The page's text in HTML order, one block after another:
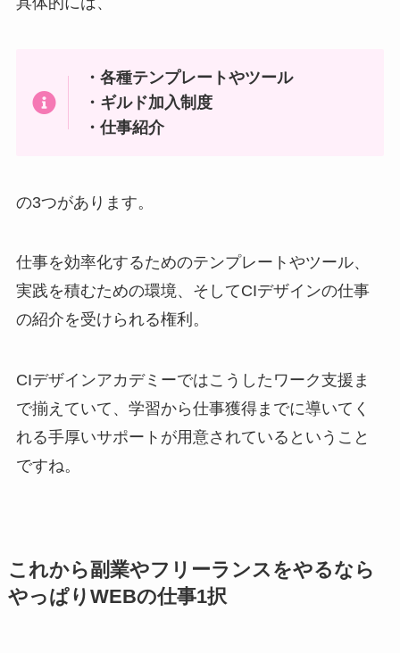
・各種テンプレートやツール
・ギルド加入制度
・仕事紹介
の3つがあります。
仕事を効率化するためのテンプレートやツール、
実践を積むための環境、そしてCIデザインの仕事
の紹介を受けられる権利。
CIデザインアカデミーではこうしたワーク支援ま
で揃えていて、学習から仕事獲得までに導いてく
れる手厚いサポートが用意されているということ
ですね。
これから副業やフリーランスをやるなら
やっぱりWEBの仕事1択